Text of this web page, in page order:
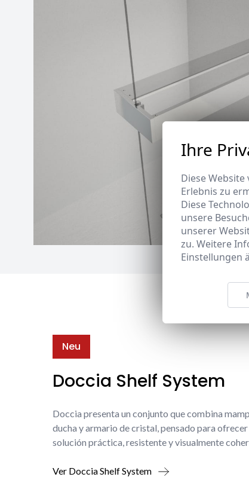
Neu
Doccia Shelf System
Doccia presenta un conjunto que combina
ducha y armario de cristal, pensado para ofrecer
solución práctica, resistente y visualmente
Ver Doccia Shelf System
Ihre
Diese
Erlebnis zu
Diese
unsere
unserer
zu. Weitere
Einstellungen